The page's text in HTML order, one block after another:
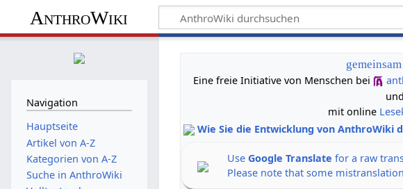
AnthroWiki
Eine freie Initiative von Menschen bei
und
mit online
Wie Sie die Entwicklung von
UseGoogle Translate for a raw
Please note that some
Navigation
Hauptseite
Artikel von A-Z
Kategorien von A-Z
Suche in AnthroWiki